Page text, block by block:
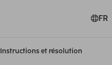
FR
Instructions et résolution